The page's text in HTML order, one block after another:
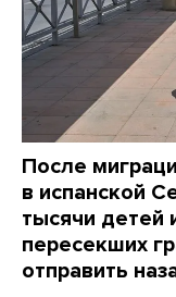
После
в испанской
тысячи детей
пересекших
отправить